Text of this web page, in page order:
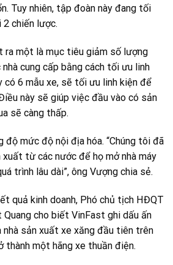
Tuy nhiên, tập đoàn này đang tối
2 chiến lược.
ra một là mục tiêu giảm số lượng
nhà cung cấp bằng cách tối ưu linh
có 6 mẫu xe, sẽ tối ưu linh kiện để
này sẽ giúp việc đầu vào có sản
sẽ càng thấp.
độ mức độ nội địa hóa. “Chúng tôi đã
từ các nước để họ mở nhà máy
trình lâu dài”, ông Vượng chia sẻ.
quả kinh doanh, Phó chủ tịch HĐQT
Quang cho biết VinFast ghi dấu ấn
nhà sản xuất xe xăng đầu tiên trên
một hãng xe thuần điện.